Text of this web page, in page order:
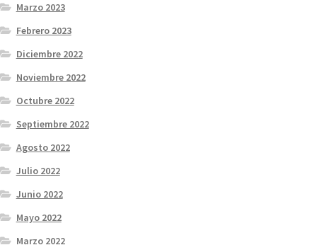
Marzo 2023
Febrero 2023
Diciembre 2022
Noviembre 2022
Octubre 2022
Septiembre 2022
Agosto 2022
Julio 2022
Junio 2022
Mayo 2022
Marzo 2022